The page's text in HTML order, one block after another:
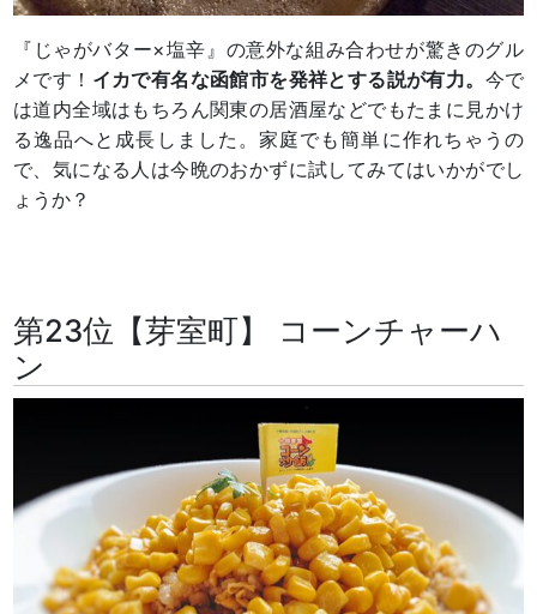
『じゃがバター×塩辛』の意外な組み合わせが驚きのグル
メです！ イカで有名な函館市を発祥とする説が有力。 今で
は道内全域はもちろん関東の居酒屋などでもたまに見かけ
る逸品へと成長しました。家庭でも簡単に作れちゃうの
で、気になる人は今晩のおかずに試してみてはいかがでし
ょうか？
第23位【芽室町】 コーンチャーハ
ン